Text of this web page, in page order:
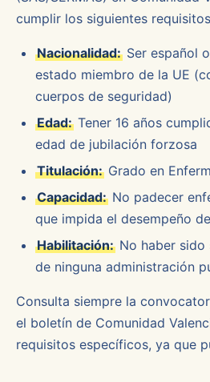
cumplir los siguientes
Nacionalidad: Ser español
estado miembro de la UE
cuerpos de seguridad)
Edad: Tener 16 años
edad de jubilación forzosa
Titulación: Grado en
Capacidad: No padecer
que impida el desempeño
Habilitación: No haber
de ninguna administración
Consulta siempre la
el boletín de Comunidad
requisitos específicos, ya que